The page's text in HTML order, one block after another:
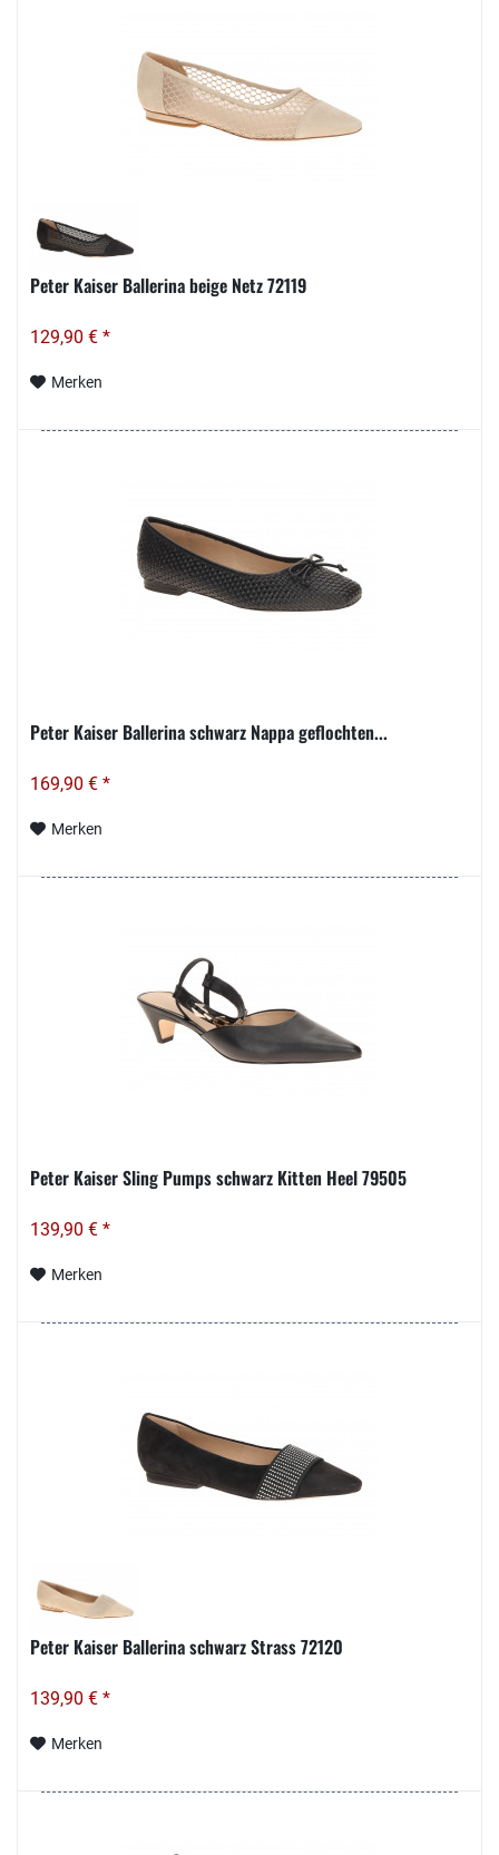
Peter Kaiser Ballerina beige Netz 72119
129,90 € *
Merken
Peter Kaiser Ballerina schwarz Nappa geflochten...
169,90 € *
Merken
Peter Kaiser Sling Pumps schwarz Kitten Heel 79505
139,90 € *
Merken
Peter Kaiser Ballerina schwarz Strass 72120
139,90 € *
Merken